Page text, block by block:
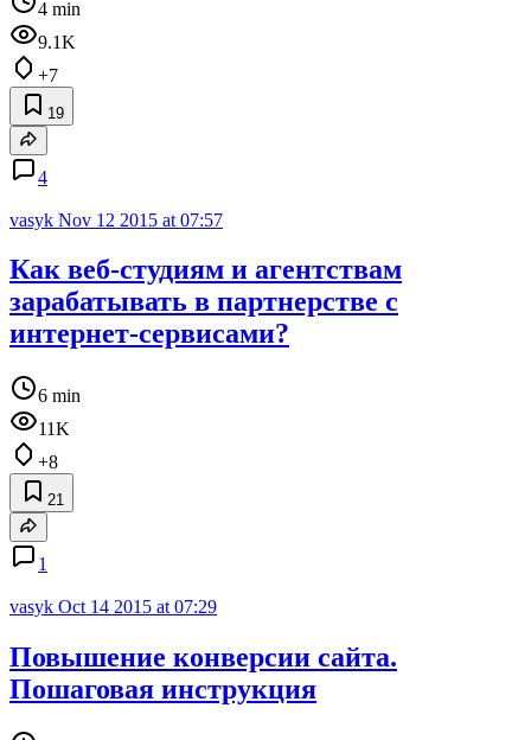
4 min
9.1K
+7
19
4
vasyk Nov 12 2015 at 07:57
Как веб-студиям и агентствам
зарабатывать в партнерстве с
интернет-сервисами?
6 min
11K
+8
21
1
vasyk Oct 14 2015 at 07:29
Повышение конверсии сайта.
Пошаговая инструкция